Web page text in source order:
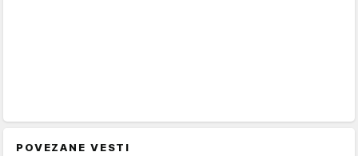
POVEZANE VESTI